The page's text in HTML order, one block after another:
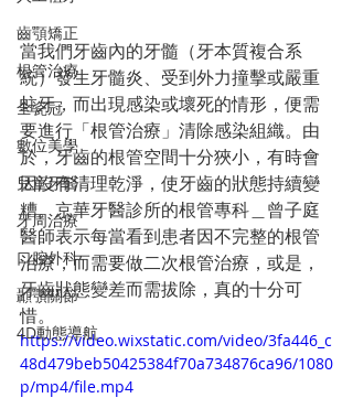
齒顎矯正
根管治療
全瓷冠
數位美學
兒童牙醫
牙周治療
口腔外科
顳顎關節
4D動態導航
當我們牙齒內的牙髓（牙本質複合系
統）發生牙髓炎、受到外力撞擊或嚴重
蛀牙，而出現感染或壞死的情形，便需
要進行「根管治療」清除感染組織。由
於，牙齒的根管空間十分狹小，有時會
因沒有清理乾淨，使牙齒的狀態持續變
糟。京華牙醫診所的根管專科＿曾子庭
醫師表示每當看到患者因不完整的根管
治療，而需要做二次根管治療，或是，
牙齒狀態變差而需拔除，真的十分可
惜。
https://video.wixstatic.com/video/3fa446_c
48d479beb50425384f70a734876ca96/1080
p/mp4/file.mp4